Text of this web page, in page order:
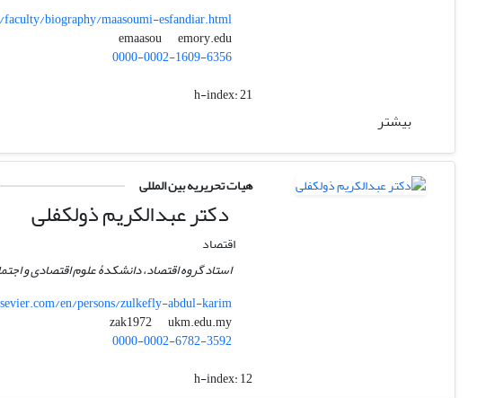
biography/maasoumi-esfandiar.html
emaasou
emory.edu
0000-0002-1609-6356
h-index:21
بیشتر
هیات تحریریه بین المللی
دکتر عبدالکریم ذولکفلی
اقتصاد
استاد گروه اقتصاد، دانشکدۀ علوم اقتصادی و
en/persons/zulkefly-abdul-karim
zak1972
ukm.edu.my
0000-0002-6782-3592
h-index:12